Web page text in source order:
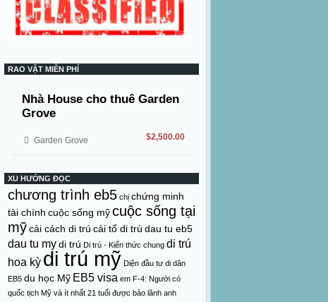
RAO VẶT MIỄN PHÍ
Nhà House cho thuê Garden
Grove
Garden Grove $2,500.00
XU HƯỚNG ĐỌC
chương trình eb5 chị chứng minh
tài chính cuộc sống mỹcuộc sống tại
mỹcải cách di trú cải tổ di trú dau tu eb5
dau tu mydi trú Di trú - Kiến thức chung di trú
hoa kỳ di trú mỹ Diện đầu tư di dân
EB5 du học Mỹ EB5 visa em F-4: Người có
quốc tịch Mỹ và ít nhất 21 tuổi được bảo lãnh anh